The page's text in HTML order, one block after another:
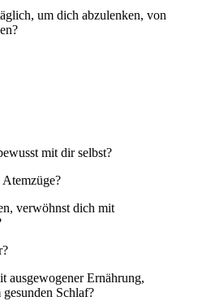
um dich abzulenken, von
mit dir selbst?
verwöhnst dich mit
ausgewogener Ernährung,
Schlaf?